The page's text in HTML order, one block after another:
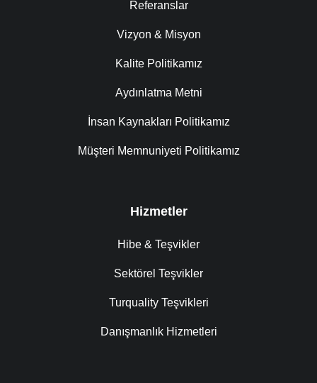
Referanslar
Vizyon & Misyon
Kalite Politikamız
Aydınlatma Metni
İnsan Kaynakları Politikamız
Müşteri Memnuniyeti Politikamız
Hizmetler
Hibe & Teşvikler
Sektörel Teşvikler
Turquality Teşvikleri
Danışmanlık Hizmetleri